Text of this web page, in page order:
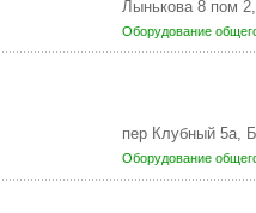
Лынькова 8 пом
Оборудование
пер Клубный 5а,
Оборудование